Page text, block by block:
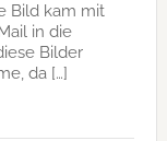
Bild kam mit
in die
Bilder
da […]